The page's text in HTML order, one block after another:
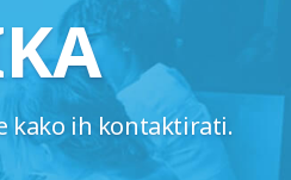
kako ih kontaktirati.